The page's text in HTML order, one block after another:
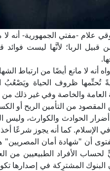
علام -مفتي الجمهورية-
قبيل الربا؛ لأنَّها ليست
لا مانع أيضًا من ارتباط
تُحتِّمها ظروف الحياة ويَصْعُبُ
العامة والخاصة وفي غير ذلك من
من التأمين الربح أو
الحوادث والكوارث، وليس
في الإسلام. كما أنه يجوز
أن "شهادة أمان المصريين"
الأفراد الطبيعيين من
المشترِكة في إصدارها